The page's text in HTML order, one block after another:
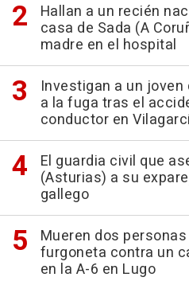
Hallan a un recién
casa de Sada (A
madre en el hospital
Investigan a un
a la fuga tras el
conductor en
El guardia civil que
(Asturias) a su
gallego
Mueren dos
furgoneta contra un
en la A-6 en Lugo